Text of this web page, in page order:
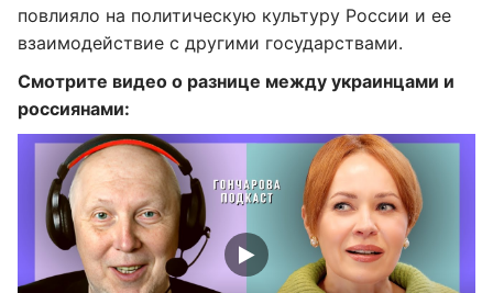
повлияло на политическую культуру России и ее
взаимодействие с другими государствами.
Смотрите видео о разнице между украинцами и
россиянами: